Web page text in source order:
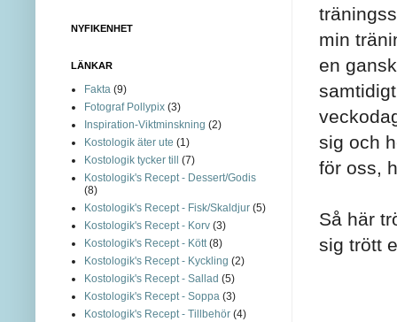
min
en
sig och
för oss,
Så här
sig trött
NYFIKENHET
LÄNKAR
Fakta (9)
Fotograf Pollypix (3)
Inspiration-Viktminskning (2)
Kostologik äter ute (1)
Kostologik tycker till (7)
Kostologik's Recept - Dessert/Godis
(8)
Kostologik's Recept - Fisk/Skaldjur (5)
Kostologik's Recept - Korv (3)
Kostologik's Recept - Kött (8)
Kostologik's Recept - Kyckling (2)
Kostologik's Recept - Sallad (5)
Kostologik's Recept - Soppa (3)
Kostologik's Recept - Tillbehör (4)